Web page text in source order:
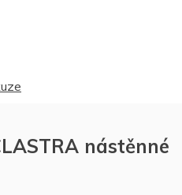
nástěnné